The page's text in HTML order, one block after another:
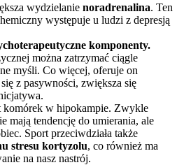
wydzielanie noradrenalina. Ten
występuje u ludzi z depresją
komponenty.
można zatrzymać ciągle
myśli. Co więcej, oferuje on
z pasywności, zwiększa się
komórek w hipokampie. Zwykle
mają tendencję do umierania, ale
Sport przeciwdziała także
stresu kortyzolu, co również ma
na nasz nastrój.